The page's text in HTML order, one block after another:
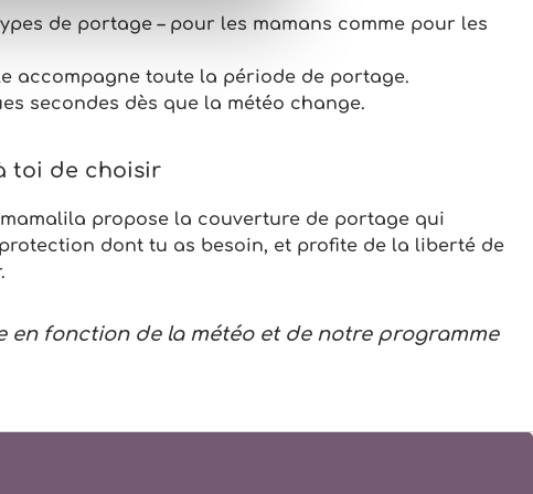
de portage – pour les mamans comme pour les
accompagne toute la période de portage.
secondes dès que la météo change.
toi de choisir
propose la couverture de portage qui
dont tu as besoin, et profite de la liberté de
en fonction de la météo et de notre programme